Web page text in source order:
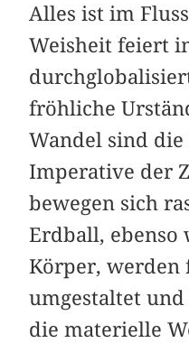
Alles ist im
Weisheit feiert
fröhliche
Wandel sind
Imperative der
bewegen sich
Erdball, ebenso
Körper, werden
umgestaltet
die materielle